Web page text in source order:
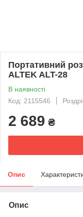
Портативний
ALTEK ALT-28
В наявності
Код: 2115546
2 689 ₴
Опис
Опис